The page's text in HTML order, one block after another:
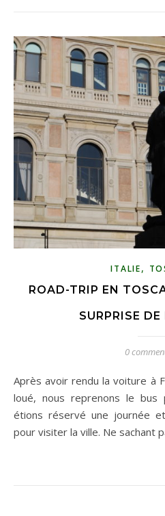
ITALIE,
ROAD-TRIP EN
SURPRISE
0
Après avoir rendu la voiture à Florence, là où nous l’avions
loué, nous reprenons le bus
étions réservé une journée
pour visiter la ville. Ne sachant